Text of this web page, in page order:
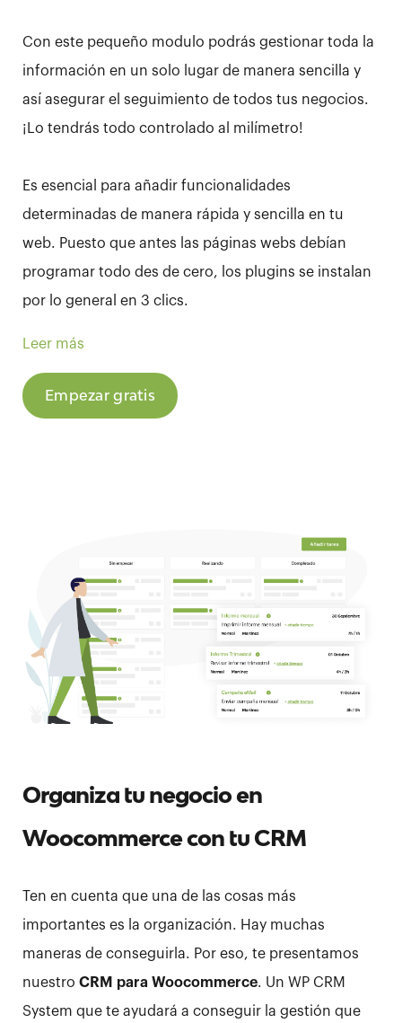
Con este pequeño modulo podrás gestionar toda la
información en un solo lugar de manera sencilla y
así asegurar el seguimiento de todos tus negocios.
¡Lo tendrás todo controlado al milímetro!
Es esencial para añadir funcionalidades
determinadas de manera rápida y sencilla en tu
web. Puesto que antes las páginas webs debían
programar todo des de cero, los plugins se instalan
por lo general en 3 clics.
Saber la cantidad de productos
Cuantas ventas mensuales has tenido
y ahorra
tiempo adaptándolo a tus necesidades.
Leer más
Empezar gratis
Organiza tu negocio en
Woocommerce con tu CRM
Ten en cuenta que una de las cosas más
importantes es la organización. Hay muchas
maneras de conseguirla. Por eso, te presentamos
nuestro CRM para Woocommerce. Un WP CRM
System que te ayudará a conseguir la gestión que